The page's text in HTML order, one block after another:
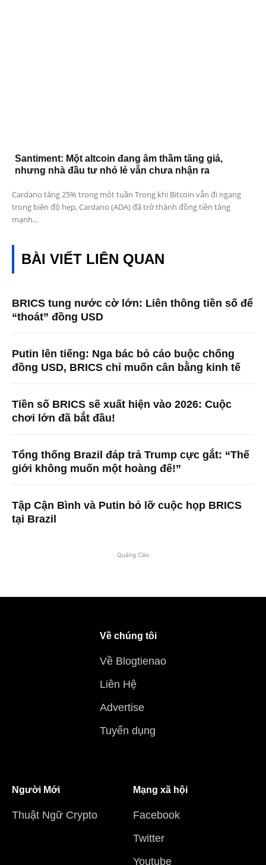
Santiment: Một altcoin đang âm thầm tăng giá,
nhưng nhà đầu tư nhỏ lẻ vẫn chưa nhận ra
Cardano tăng 25% trong một tuần Trong khi Bitcoin vẫn đi ngang
trong biên độ hẹp, Cardano (ADA) đã trở thành đồng tiền tăng
mạnh...
BÀI VIẾT LIÊN QUAN
BRICS tung nước cờ lớn: Liên thông tiền số để
“thoát” đồng USD
Putin lên tiếng: Nga bác bỏ cáo buộc chống
đồng USD, BRICS chỉ muốn cân bằng kinh tế
Tiền số BRICS sẽ xuất hiện vào 2026: Cuộc
chơi lớn đã bắt đầu!
Tổng thống Brazil đáp trả Trump cực gắt: “Thế
giới không muốn một hoàng đế!”
Tập Cận Bình và Putin bỏ lỡ cuộc họp BRICS
tại Brazil
Quảng Cáo
Về chúng tôi
Về Blogtienao
Liên Hệ
Advertise
Tuyển dụng
Người Mới
Thuật Ngữ Crypto
Mạng xã hội
Facebook
Twitter
Youtube